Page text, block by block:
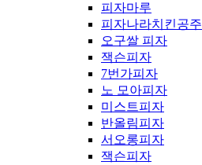
피자마루
피자나라치킨공주
오구쌀 피자
잭슨피자
7번가피자
노 모아피자
미스트피자
반올림피자
서오롱피자
잭슨피자